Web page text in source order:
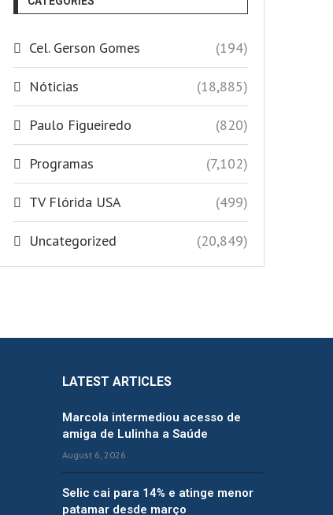
Cel. Gerson Gomes (194)
Nóticias (18,885)
Paulo Figueiredo (820)
Programas (7,102)
TV Flórida USA (499)
Uncategorized (20,849)
LATEST ARTICLES
Marcola intermediou acesso de
amiga de Lulinha a Saúde
August 6, 2026
Selic cai para 14% e atinge menor
patamar desde março